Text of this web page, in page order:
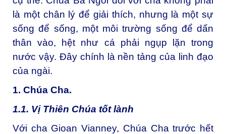
là một chân lý để giải thích, nhưng là một sự
sống để sống, một môi trường sống để dấn
thân vào, hệt như cá phải ngụp lặn trong
nước vậy. Đây chính là nền tảng của linh đạo
của ngài.
1. Chúa Cha.
1.1. Vị Thiên Chúa tốt lành
Với cha Gioan Vianney, Chúa Cha trước hết